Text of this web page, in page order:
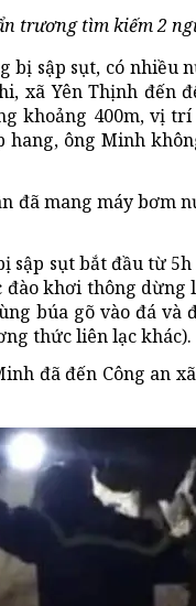
trương tìm kiếm 2
sập sụt, có nhiều
xã Yên Thịnh đến
khoảng 400m, vị
ông Minh
đã mang máy bơm
sụt bắt đầu từ
khơi thông dừng
búa gõ vào đá và
thức liên lạc khác).
đã đến Công an